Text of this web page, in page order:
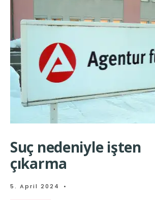
Suç nedeniyle işten
çıkarma
5. April 2024 •